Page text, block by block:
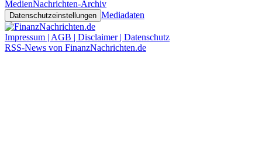
MedienNachrichten-Archiv
Datenschutzeinstellungen Mediadaten
Impressum | AGB | Disclaimer | Datenschutz
RSS-News von FinanzNachrichten.de